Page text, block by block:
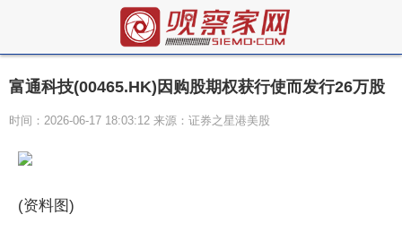
富通科技(00465.HK)因购股期权获行使而发行26万股
时间：2026-06-17 18:03:12 来源：证券之星港美股
(资料图)